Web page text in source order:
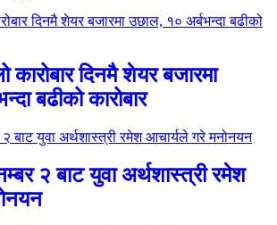
कारोबार दिनमै शेयर बजारमा
बढीको कारोबार
२ बाट युवा अर्थशास्त्री रमेश